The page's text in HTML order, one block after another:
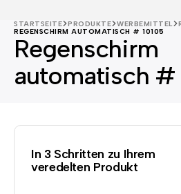
STARTSEITE PRODUKTE WERBEMITTEL
REGENSCHIRM AUTOMATISCH # 10105
Regenschirm
automatisch #
In 3 Schritten zu Ihrem
veredelten Produkt